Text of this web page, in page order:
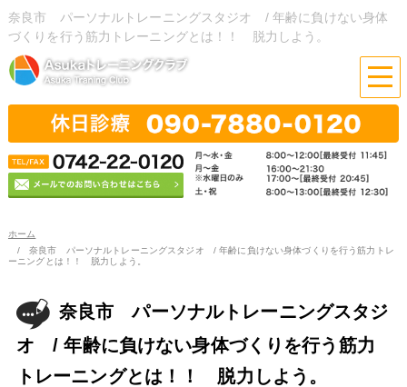
奈良市 パーソナルトレーニングスタジオ / 年齢に負けない身体
づくりを行う筋力トレーニングとは！！ 脱力しよう。
ホーム
奈良市 パーソナルトレーニングスタジオ / 年齢に負けない身体づくりを行う筋力トレ
ーニングとは！！ 脱力しよう。
奈良市 パーソナルトレーニングスタジ
オ / 年齢に負けない身体づくりを行う筋力
トレーニングとは！！ 脱力しよう。